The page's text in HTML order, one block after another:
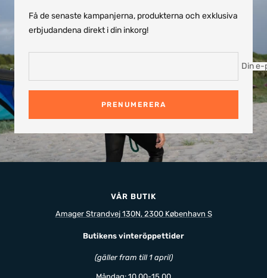
Få de senaste kampanjerna, produkterna och exklusiva
erbjudandena direkt i din inkorg!
Din e-
PRENUMERERA
VÅR BUTIK
Amager Strandvej 130N, 2300 København S
Butikens vinteröppettider
(gäller fram till 1 april)